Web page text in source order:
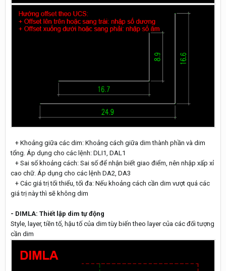
+ Khoảng giữa các dim: Khoảng cách giữa dim thành phần và dim
tổng. Áp dụng cho các lệnh: DLI1, DAL1
+ Sai số khoảng cách: Sai số để nhận biết giao điểm, nên nhập xấp xỉ
cao chữ. Áp dụng cho các lệnh DA2, DA3
+ Các giá trị tối thiểu, tối đa: Nếu khoảng cách cần dim vượt quá các
giá trị này thì sẽ không dim
- DIMLA: Thiết lập dim tự động
Style, layer, tiền tố, hậu tố của dim tùy biến theo layer của các đối tượng
cần dim